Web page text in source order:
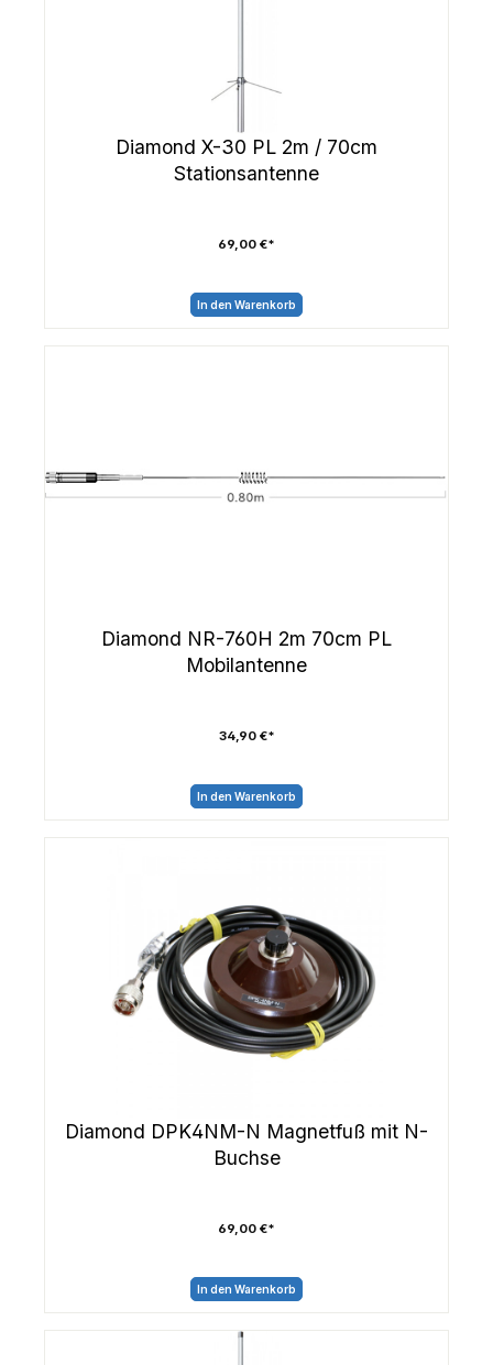
Diamond X-30 PL 2m / 70cm
Stationsantenne
69,00 €*
In den Warenkorb
Diamond NR-760H 2m 70cm PL
Mobilantenne
34,90 €*
In den Warenkorb
Diamond DPK4NM-N Magnetfuß mit N-
Buchse
69,00 €*
In den Warenkorb